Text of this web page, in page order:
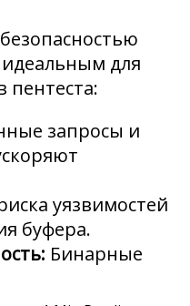
идеальным для
пентеста:
запросы и
уязвимостей
буфера.
Бинарные